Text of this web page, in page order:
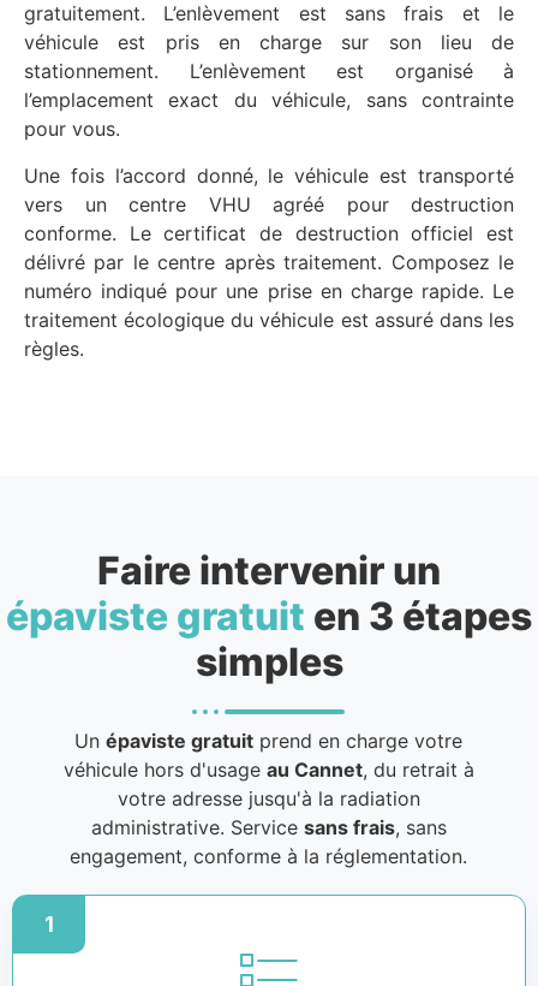
gratuitement. L’enlèvement est sans frais et le
véhicule est pris en charge sur son lieu de
stationnement. L’enlèvement est organisé à
l’emplacement exact du véhicule, sans contrainte
pour vous.
Une fois l’accord donné, le véhicule est transporté
vers un centre VHU agréé pour destruction
conforme. Le certificat de destruction officiel est
délivré par le centre après traitement. Composez le
numéro indiqué pour une prise en charge rapide. Le
traitement écologique du véhicule est assuré dans les
règles.
Faire intervenir un
épaviste gratuit en 3 étapes
simples
Unépaviste gratuit prend en charge votre
véhicule hors d'usage au Cannet, du retrait à
votre adresse jusqu'à la radiation
administrative. Service sans frais, sans
engagement, conforme à la réglementation.
1